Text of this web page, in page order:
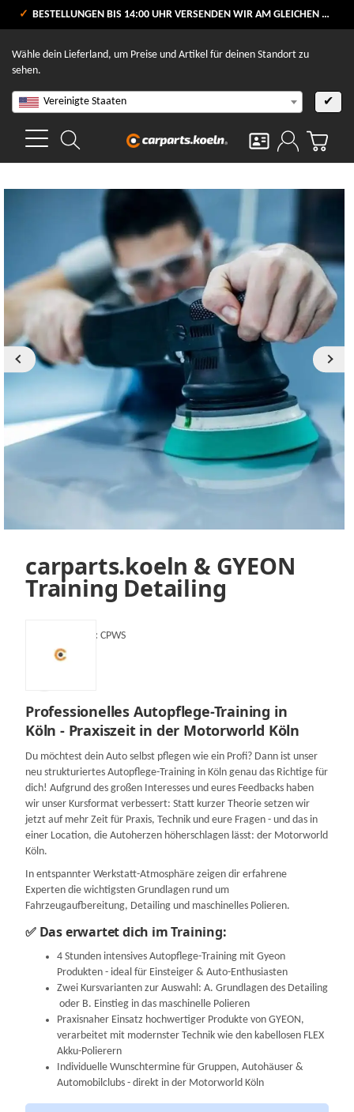
VERSANDKOSTENFREI AB 80 €
BESTELLUNGEN BIS 14:00 UHR VERSENDEN WIR AM GLEICHEN WERKTAG
Wähle dein Lieferland, um Preise und Artikel für deinen Standort zu
sehen.
Vereinigte Staaten ✔
carparts.koeln & GYEON
Training Detailing
Artikelnummer: CPWS
Professionelles Autopflege-Training in
Köln - Praxiszeit in der Motorworld Köln
Du möchtest dein Auto selbst pflegen wie ein Profi? Dann ist unser
neu strukturiertes Autopflege-Training in Köln genau das Richtige für
dich! Aufgrund des großen Interesses und eures Feedbacks haben
wir unser Kursformat verbessert: Statt kurzer Theorie setzen wir
jetzt auf mehr Zeit für Praxis, Technik und eure Fragen - und das in
einer Location, die Autoherzen höherschlagen lässt: der Motorworld
Köln.
In entspannter Werkstatt-Atmosphäre zeigen dir erfahrene
Experten die wichtigsten Grundlagen rund um
Fahrzeugaufbereitung, Detailing und maschinelles Polieren.
✅ Das erwartet dich im Training:
4 Stunden intensives Autopflege-Training mit Gyeon
Produkten - ideal für Einsteiger & Auto-Enthusiasten
Zwei Kursvarianten zur Auswahl: A. Grundlagen des Detailing
oder B. Einstieg in das maschinelle Polieren
Praxisnaher Einsatz hochwertiger Produkte von GYEON,
verarbeitet mit modernster Technik wie den kabellosen FLEX
Akku-Polierern
Individuelle Wunschtermine für Gruppen, Autohäuser &
Automobilclubs - direkt in der Motorworld Köln